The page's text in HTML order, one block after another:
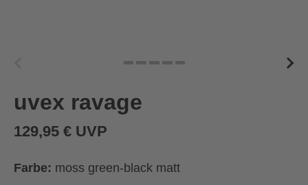
uvex ravage
129,95 € UVP
Farbe: moss green-black matt